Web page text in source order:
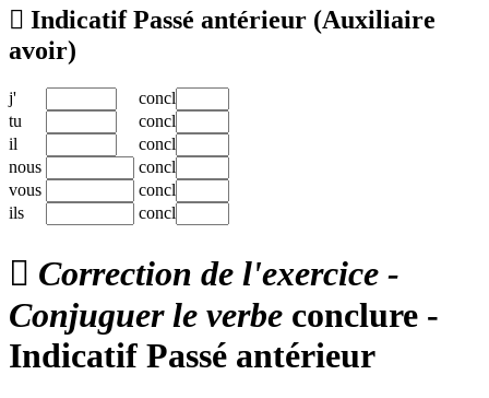
 Indicatif Passé antérieur (Auxiliaire
avoir)
j'
concl
tu
concl
il
concl
nous
concl
vous
concl
ils
concl
 Correction de l'exercice -
Conjuguer le verbe conclure -
Indicatif Passé antérieur